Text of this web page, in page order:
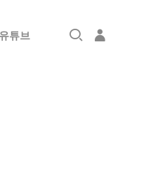
유튜브